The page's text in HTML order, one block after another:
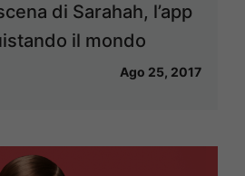
di Sarahah, l’app
il mondo
Ago 25, 2017